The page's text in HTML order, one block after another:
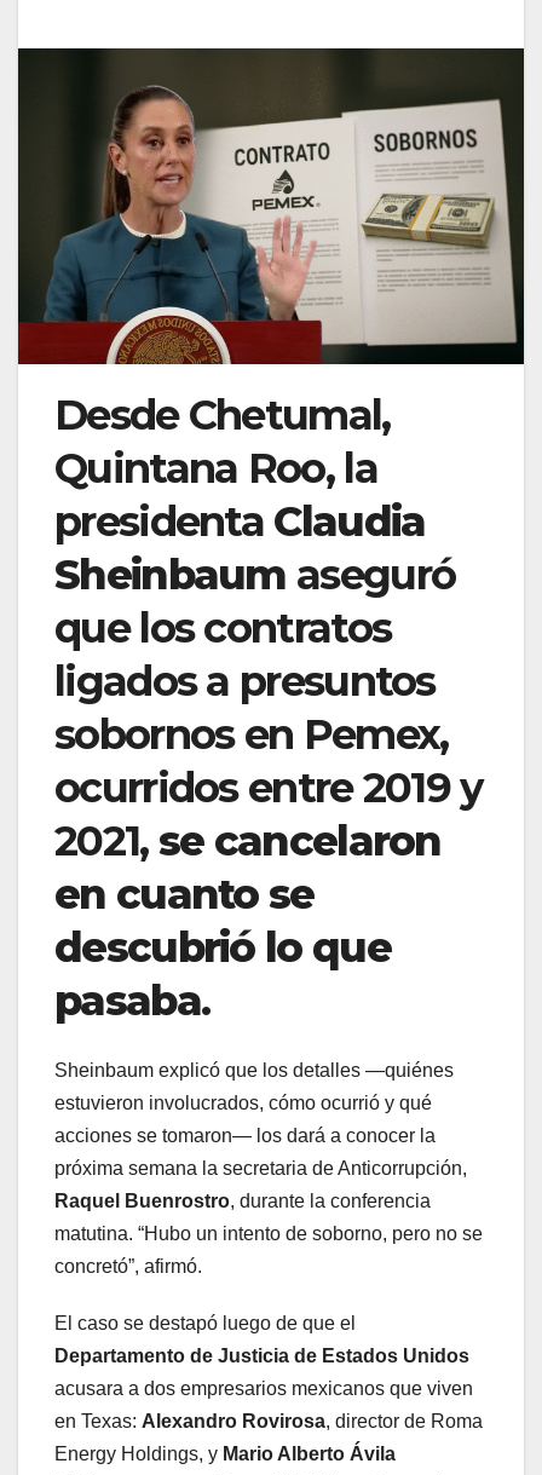
Desde Chetumal,
Quintana Roo, la
presidenta Claudia
Sheinbaum aseguró
que los contratos
ligados a presuntos
sobornos en Pemex,
ocurridos entre 2019 y
2021,se cancelaron
en cuanto se
descubrió lo que
pasaba.
Sheinbaum explicó que los detalles —quiénes
estuvieron involucrados, cómo ocurrió y qué
acciones se tomaron— los dará a conocer la
próxima semana la secretaria de Anticorrupción,
Raquel Buenrostro, durante la conferencia
matutina. “Hubo un intento de soborno, pero no se
concretó”, afirmó.
El caso se destapó luego de que el
Departamento de Justicia de Estados Unidos
acusara a dos empresarios mexicanos que viven
en Texas: Alexandro Rovirosa, director de Roma
Energy Holdings, y Mario Alberto Ávila